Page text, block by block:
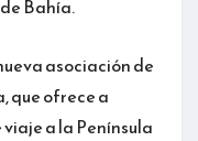
Bahía.
asociación de
que ofrece a
a la Península